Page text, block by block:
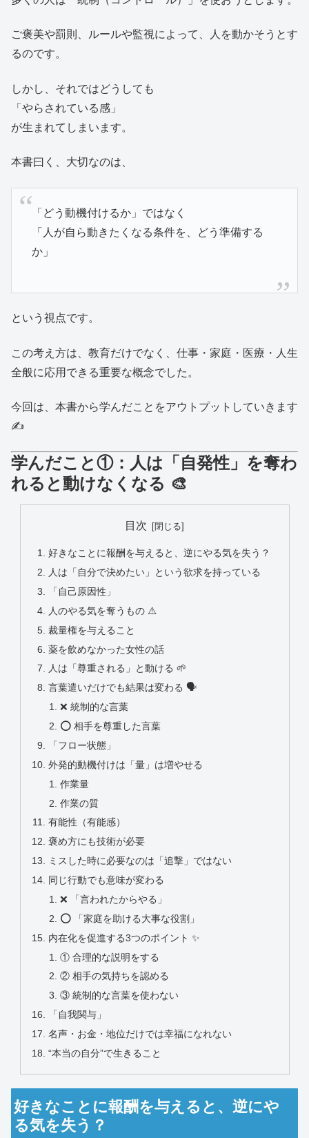
ご褒美や罰則、ルールや監視によって、人を動かそうとす
るのです。
しかし、それではどうしても
「やらされている感」
が生まれてしまいます。
本書曰く、大切なのは、
「どう動機付けるか」ではなく
「人が自ら動きたくなる条件を、どう準備する
か」
という視点です。
この考え方は、教育だけでなく、仕事・家庭・医療・人生
全般に応用できる重要な概念でした。
今回は、本書から学んだことをアウトプットしていきます
✍️
学んだこと①：人は「自発性」を奪わ
れると動けなくなる 🎨
目次
好きなことに報酬を与えると、逆にやる気を失う？
人は「自分で決めたい」という欲求を持っている
「自己原因性」
人のやる気を奪うもの ⚠️
裁量権を与えること
薬を飲めなかった女性の話
人は「尊重される」と動ける 🌱
言葉遣いだけでも結果は変わる 🗣️
❌ 統制的な言葉
⭕ 相手を尊重した言葉
「フロー状態」
外発的動機付けは「量」は増やせる
作業量
作業の質
有能性（有能感）
褒め方にも技術が必要
ミスした時に必要なのは「追撃」ではない
同じ行動でも意味が変わる
❌ 「言われたからやる」
⭕ 「家庭を助ける大事な役割」
内在化を促進する3つのポイント ✨
① 合理的な説明をする
② 相手の気持ちを認める
③ 統制的な言葉を使わない
「自我関与」
名声・お金・地位だけでは幸福になれない
“本当の自分”で生きること
好きなことに報酬を与えると、逆にや
る気を失う？